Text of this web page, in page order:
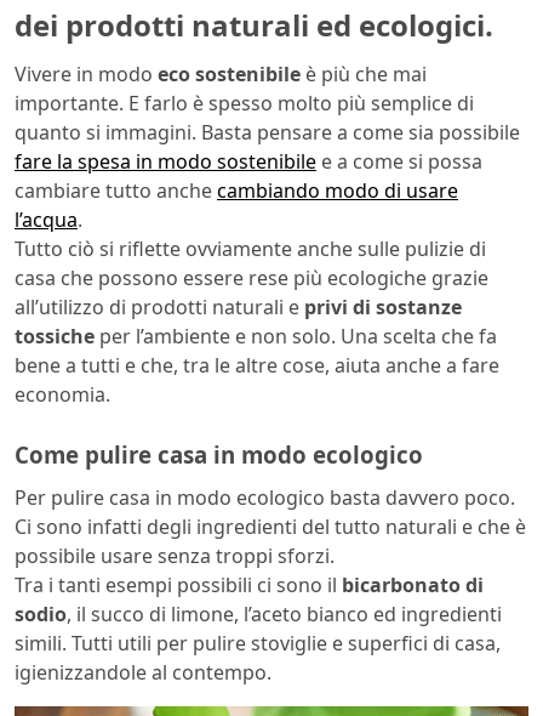
dei prodotti naturali ed ecologici.
Vivere in modo eco sostenibile è più che mai
importante. E farlo è spesso molto più semplice di
quanto si immagini. Basta pensare a come sia possibile
fare la spesa in modo sostenibile e a come si possa
cambiare tutto anchecambiando modo di usare
l’acqua.
Tutto ciò si riflette ovviamente anche sulle pulizie di
casa che possono essere rese più ecologiche grazie
all’utilizzo di prodotti naturali e privi di sostanze
tossiche per l’ambiente e non solo. Una scelta che fa
bene a tutti e che, tra le altre cose, aiuta anche a fare
economia.
Come pulire casa in modo ecologico
Per pulire casa in modo ecologico basta davvero poco.
Ci sono infatti degli ingredienti del tutto naturali e che è
possibile usare senza troppi sforzi.
Tra i tanti esempi possibili ci sono il bicarbonato di
sodio, il succo di limone, l’aceto bianco ed ingredienti
simili. Tutti utili per pulire stoviglie e superfici di casa,
igienizzandole al contempo.